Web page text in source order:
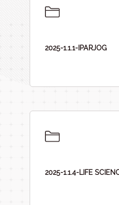
2025-1.1.1-IPARJOG
2025-1.1.4-LIFE